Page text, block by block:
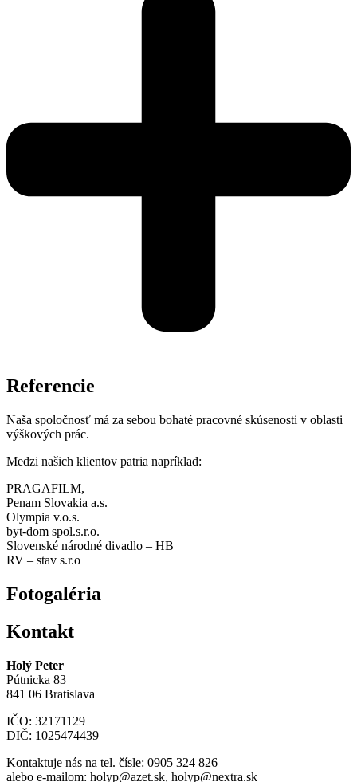
Referencie
Naša spoločnosť má za sebou bohaté pracovné skúsenosti v oblasti
výškových prác.
Medzi našich klientov patria napríklad:
PRAGAFILM,
Penam Slovakia a.s.
Olympia v.o.s.
byt-dom spol.s.r.o.
Slovenské národné divadlo – HB
RV – stav s.r.o
Fotogaléria
Kontakt
Holý Peter
Pútnicka 83
841 06 Bratislava
IČO: 32171129
DIČ: 1025474439
Kontaktuje nás na tel. čísle: 0905 324 826
alebo e-mailom: holyp@azet.sk, holyp@nextra.sk